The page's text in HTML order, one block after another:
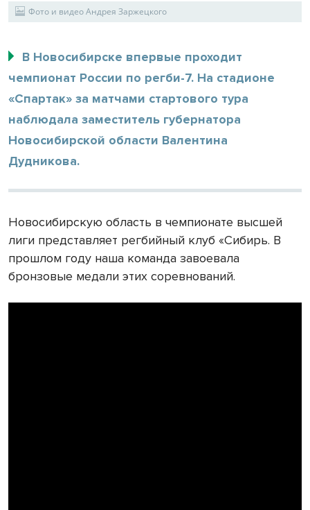
Фото и видео Андрея Заржецкого
В Новосибирске впервые проходит
чемпионат России по регби-7. На стадионе
«Спартак» за матчами стартового тура
наблюдала заместитель губернатора
Новосибирской области Валентина
Дудникова.
Новосибирскую область в чемпионате высшей
лиги представляет регбийный клуб «Сибирь. В
прошлом году наша команда завоевала
бронзовые медали этих соревнований.